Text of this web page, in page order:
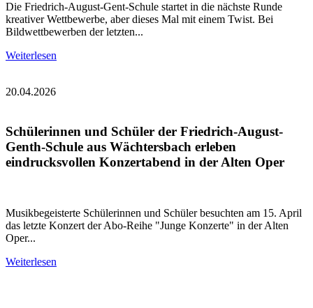
Die Friedrich-August-Gent-Schule startet in die nächste Runde
kreativer Wettbewerbe, aber dieses Mal mit einem Twist. Bei
Bildwettbewerben der letzten...
Weiterlesen
20.04.2026
Schülerinnen und Schüler der Friedrich-August-
Genth-Schule aus Wächtersbach erleben
eindrucksvollen Konzertabend in der Alten Oper
Musikbegeisterte Schülerinnen und Schüler besuchten am 15. April
das letzte Konzert der Abo-Reihe "Junge Konzerte" in der Alten
Oper...
Weiterlesen